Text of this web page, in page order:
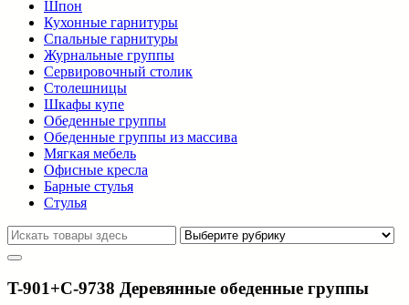
Шпон
Кухонные гарнитуры
Спальные гарнитуры
Журнальные группы
Сервировочный столик
Столешницы
Шкафы купе
Обеденные группы
Обеденные группы из массива
Мягкая мебель
Офисные кресла
Барные стулья
Стулья
T-901+C-9738 Деревянные обеденные группы